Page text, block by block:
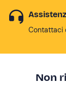
Contattaci
Non